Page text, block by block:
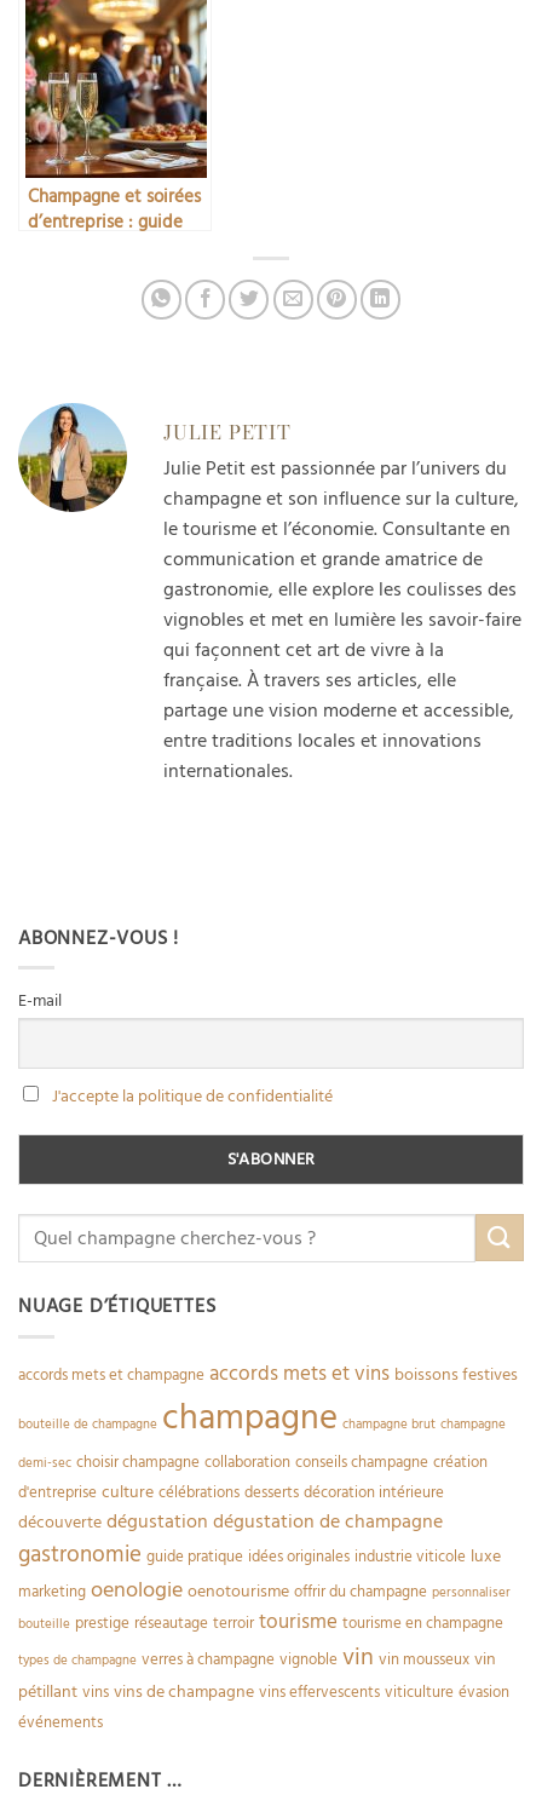
Champagne et soirées
d’entreprise : guide
JULIE PETIT
Julie Petit est passionnée par l’univers du
champagne et son influence sur la culture,
le tourisme et l’économie. Consultante en
communication et grande amatrice de
gastronomie, elle explore les coulisses des
vignobles et met en lumière les savoir-faire
qui façonnent cet art de vivre à la
française. À travers ses articles, elle
partage une vision moderne et accessible,
entre traditions locales et innovations
internationales.
ABONNEZ-VOUS !
E-mail
J'accepte la politique de confidentialité
NUAGE D’ÉTIQUETTES
accords mets et champagne accords mets et vins boissons festives
bouteille de champagne champagne champagne brut champagne
demi-sec choisir champagne collaboration conseils champagne création
d'entreprise culture célébrations desserts décoration intérieure
découverte dégustation dégustation de champagne
gastronomie guide pratique idées originales industrie viticole luxe
marketing oenologie oenotourisme offrir du champagne personnaliser
bouteille prestige réseautage terroir tourisme tourisme en champagne
types de champagne verres à champagne vignoble vin vin mousseux vin
pétillant vins vins de champagne vins effervescents viticulture évasion
événements
DERNIÈREMENT …